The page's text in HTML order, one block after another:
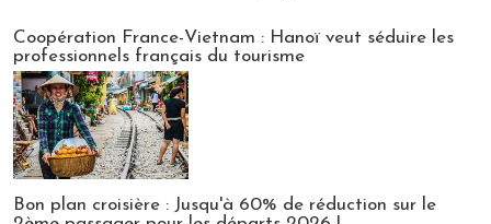
Coopération France-Vietnam : Hanoï veut séduire les
professionnels français du tourisme
Bon plan croisière : Jusqu'à 60% de réduction sur le